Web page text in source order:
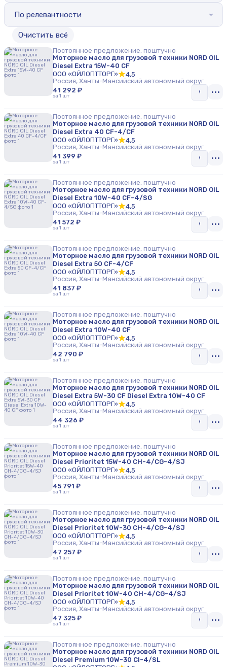
По релевантности
Oчистить всё
Постоянное предложение, поштучно
Моторное масло для грузовой техники NORD OIL
Diesel Extra 15W-40 CF
ООО «ОЙЛОПТТОРГ»
4,5
Россия, Ханты-Мансийский автономный округ
41 292 ₽
за 1 шт
Постоянное предложение, поштучно
Моторное масло для грузовой техники NORD OIL
Diesel Extra 40 CF-4/CF
ООО «ОЙЛОПТТОРГ»
4,5
Россия, Ханты-Мансийский автономный округ
41 399 ₽
за 1 шт
Постоянное предложение, поштучно
Моторное масло для грузовой техники NORD OIL
Diesel Extra 10W-40 CF-4/SG
ООО «ОЙЛОПТТОРГ»
4,5
Россия, Ханты-Мансийский автономный округ
41 572 ₽
за 1 шт
Постоянное предложение, поштучно
Моторное масло для грузовой техники NORD OIL
Diesel Extra 50 CF-4/CF
ООО «ОЙЛОПТТОРГ»
4,5
Россия, Ханты-Мансийский автономный округ
41 837 ₽
за 1 шт
Постоянное предложение, поштучно
Моторное масло для грузовой техники NORD OIL
Diesel Extra 10W-40 CF
ООО «ОЙЛОПТТОРГ»
4,5
Россия, Ханты-Мансийский автономный округ
42 790 ₽
за 1 шт
Постоянное предложение, поштучно
Моторное масло для грузовой техники NORD OIL
Diesel Extra 5W-30 CF Diesel Extra 10W-40 CF
ООО «ОЙЛОПТТОРГ»
4,5
Россия, Ханты-Мансийский автономный округ
44 326 ₽
за 1 шт
Постоянное предложение, поштучно
Моторное масло для грузовой техники NORD OIL
Diesel Prioritet 15W-40 CH-4/CG-4/SJ
ООО «ОЙЛОПТТОРГ»
4,5
Россия, Ханты-Мансийский автономный округ
45 791 ₽
за 1 шт
Постоянное предложение, поштучно
Моторное масло для грузовой техники NORD OIL
Diesel Prioritet 10W-30 CH-4/CG-4/SJ
ООО «ОЙЛОПТТОРГ»
4,5
Россия, Ханты-Мансийский автономный округ
47 257 ₽
за 1 шт
Постоянное предложение, поштучно
Моторное масло для грузовой техники NORD OIL
Diesel Prioritet 10W-40 CH-4/CG-4/SJ
ООО «ОЙЛОПТТОРГ»
4,5
Россия, Ханты-Мансийский автономный округ
47 325 ₽
за 1 шт
Постоянное предложение, поштучно
Моторное масло для грузовой техники NORD OIL
Diesel Premium 10W-30 CI-4/SL